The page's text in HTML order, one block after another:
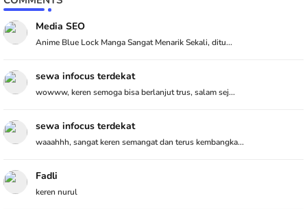
Media SEO
Anime Blue Lock Manga Sangat Menarik Sekali, ditu...
sewa infocus terdekat
wowww, keren semoga bisa berlanjut trus, salam sej...
sewa infocus terdekat
waaahhh, sangat keren semangat dan terus kembangka...
Fadli
keren nurul